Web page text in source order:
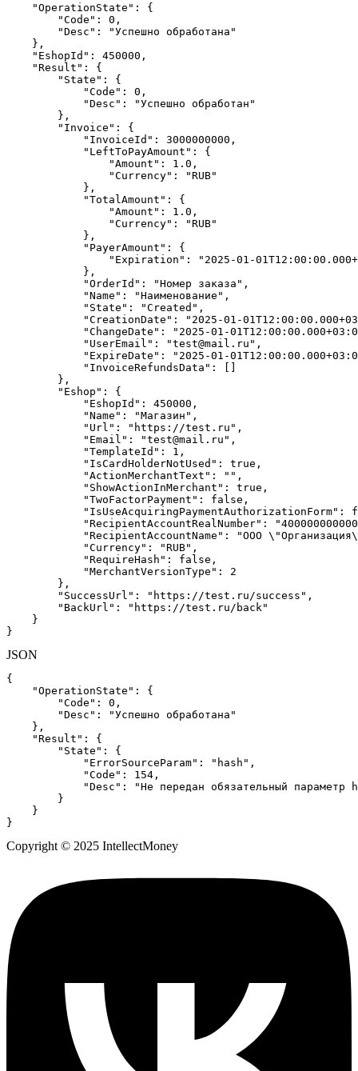
"OperationState" :
{
"Code" : 0 ,
"Desc" :
"Успешно обработана"
},
"EshopId" : 450000 ,
"Result" :
{
"State" :
{
"Code" : 0 ,
"Desc" :
"Успешно обработан"
},
"Invoice" :
{
"InvoiceId" : 3000000000 ,
"LeftToPayAmount" :
{
"Amount" : 1.0 ,
"Currency" :
"RUB"
},
"TotalAmount" :
{
"Amount" : 1.0 ,
"Currency" :
"RUB"
},
"PayerAmount" :
{
"Expiration" :
"2025-01-
},
"OrderId" : "Номер заказа" ,
"Name" : "Наименование" ,
"State" : "Created" ,
"CreationDate" :
"2025-01-
"ChangeDate" :
"2025-01-
"UserEmail" : "test@mail.ru" ,
"ExpireDate" :
"2025-01-
"InvoiceRefundsData" :
[]
},
"Eshop" :
{
"EshopId" : 450000 ,
"Name" : "Магазин" ,
"Url" : "https://test.ru" ,
"Email" : "test@mail.ru" ,
"TemplateId" : 1 ,
"IsCardHolderNotUsed" : true ,
"ActionMerchantText" : "" ,
"ShowActionInMerchant" : true ,
"TwoFactorPayment" : false ,
"IsUseAcquiringPaymentAuthorizationForm" :
"RecipientAccountRealNumber" :
"RecipientAccountName" :
"ООО
"Currency" : "RUB" ,
"RequireHash" : false ,
"MerchantVersionType" :
2
},
"SuccessUrl" : "https://test.ru/success" ,
"BackUrl" :
"https://test.ru/back"
}
}
JSON
{
"OperationState" :
{
"Code" : 0 ,
"Desc" :
"Успешно обработана"
},
"Result" :
{
"State" :
{
"ErrorSourceParam" : "hash" ,
"Code" : 154 ,
"Desc" :
"Не передан обязательный параметр
}
}
}
Copyright © 2025 IntellectMoney